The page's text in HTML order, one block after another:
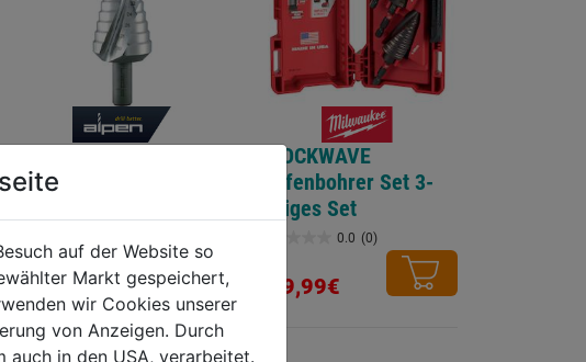
0.0
von
5
Sternen.
314,99€
SHOCKWAVE
Stufenbohrer Set 3-
teiliges Set
0.0 (0)
319,99€
auf der Website so
Markt gespeichert,
wir Cookies unserer
von Anzeigen. Durch
in den USA, verarbeitet.